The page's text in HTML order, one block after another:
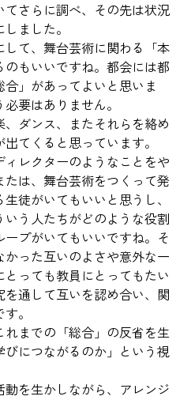
さらに調べ、その先は状況
ました。
て、舞台芸術に関わる「本
もいいですね。都会には都
」があってよいと思いま
要はありません。
ダンス、またそれらを絡め
てくると思っています。
レクターのようなことをや
は、舞台芸術をつくって発
徒がいてもいいと思うし、
う人たちがどのような役割
プがいてもいいですね。そ
った互いのよさや意外な一
っても教員にとってもたい
通して互いを認め合い、関
。
までの「総合」の反省を生
につながるのか」という視
を生かしながら、アレンジ